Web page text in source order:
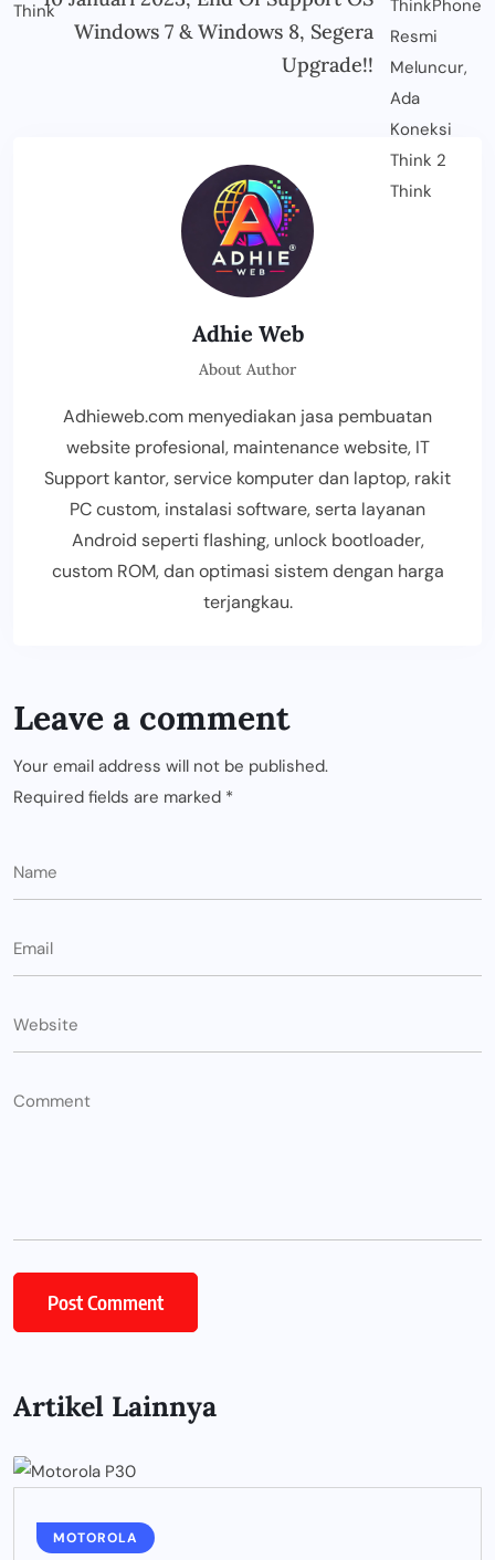
Windows 7 & Windows 8, Segera
Upgrade!!
Adhie Web
About Author
Adhieweb.com menyediakan jasa pembuatan
website profesional, maintenance website, IT
Support kantor, service komputer dan laptop, rakit
PC custom, instalasi software, serta layanan
Android seperti flashing, unlock bootloader,
custom ROM, dan optimasi sistem dengan harga
terjangkau.
Leave a comment
Your email address will not be published.
Required fields are marked *
Artikel Lainnya
MOTOROLA